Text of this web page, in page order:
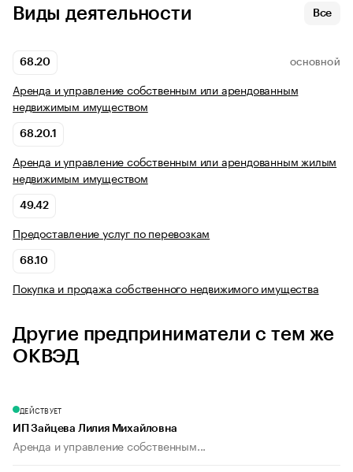
Виды деятельности Все
68.20 ОСНОВНОЙ
Аренда и управление собственным или арендованным
недвижимым имуществом
68.20.1
Аренда и управление собственным или арендованным жилым
недвижимым имуществом
49.42
Предоставление услуг по перевозкам
68.10
Покупка и продажа собственного недвижимого имущества
Другие предприниматели с тем же
ОКВЭД
ДЕЙСТВУЕТ
ИП Зайцева Лилия Михайловна
Аренда и управление собственным...